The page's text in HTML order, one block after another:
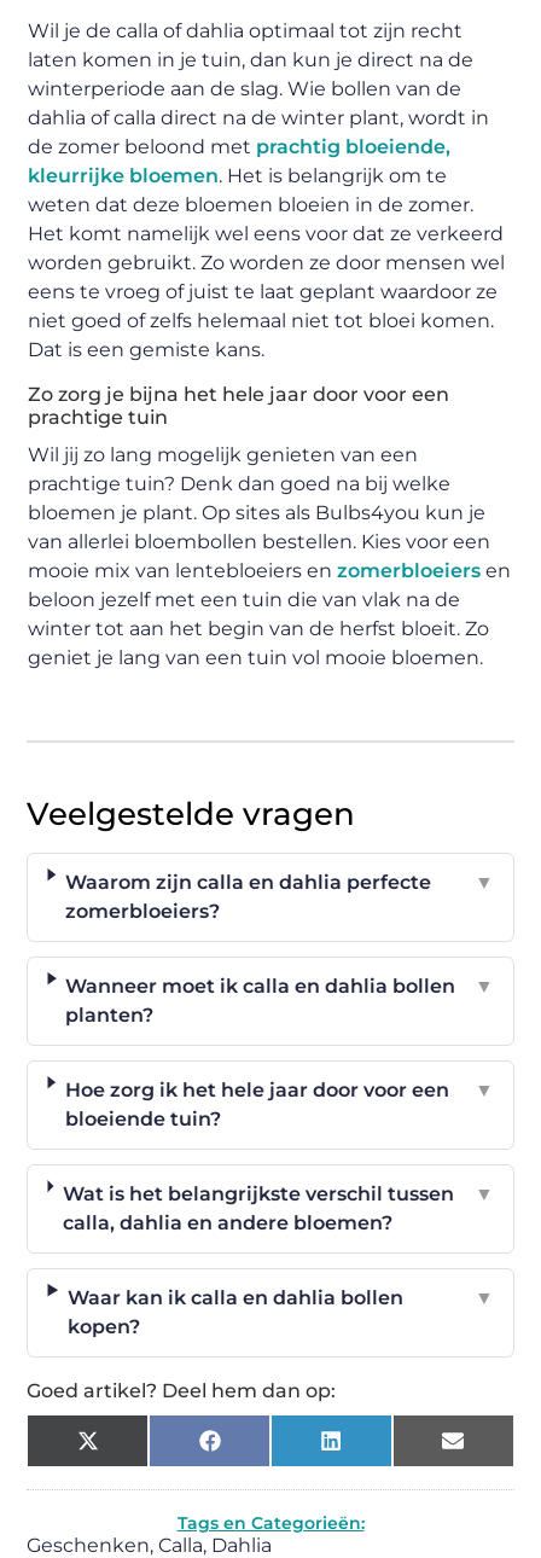
Wil je de calla of dahlia optimaal tot zijn recht
laten komen in je tuin, dan kun je direct na de
winterperiode aan de slag. Wie bollen van de
dahlia of calla direct na de winter plant, wordt in
de zomer beloond met prachtig bloeiende,
kleurrijke bloemen. Het is belangrijk om te
weten dat deze bloemen bloeien in de zomer.
Het komt namelijk wel eens voor dat ze verkeerd
worden gebruikt. Zo worden ze door mensen wel
eens te vroeg of juist te laat geplant waardoor ze
niet goed of zelfs helemaal niet tot bloei komen.
Dat is een gemiste kans.
Zo zorg je bijna het hele jaar door voor een
prachtige tuin
Wil jij zo lang mogelijk genieten van een
prachtige tuin? Denk dan goed na bij welke
bloemen je plant. Op sites als Bulbs4you kun je
van allerlei bloembollen bestellen. Kies voor een
mooie mix van lentebloeiers enzomerbloeiers en
beloon jezelf met een tuin die van vlak na de
winter tot aan het begin van de herfst bloeit. Zo
geniet je lang van een tuin vol mooie bloemen.
Veelgestelde vragen
Waarom zijn calla en dahlia perfecte
zomerbloeiers?
▼
Wanneer moet ik calla en dahlia bollen
planten?
▼
Hoe zorg ik het hele jaar door voor een
bloeiende tuin?
▼
Wat is het belangrijkste verschil tussen
calla, dahlia en andere bloemen?
▼
Waar kan ik calla en dahlia bollen
kopen?
▼
Goed artikel? Deel hem dan op:
X
(Twitter)
Facebook LinkedIn Email
Tags en Categorieën:
Geschenken,Calla, Dahlia